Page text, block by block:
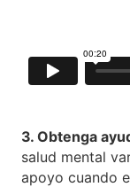
3. Obtenga
salud mental
apoyo cuando